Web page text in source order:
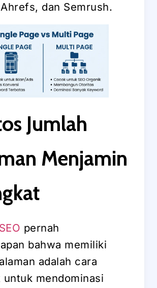
dan Semrush.
Jumlah
Menjamin
SEO pernah
bahwa memiliki
adalah cara
mendominasi